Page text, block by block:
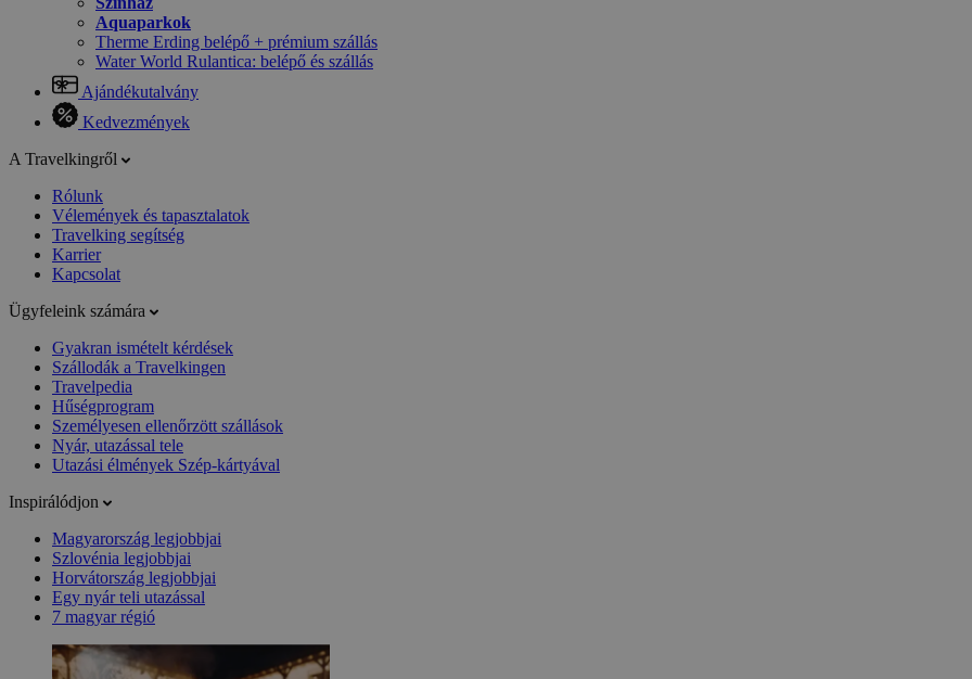
Aquaparkok
Therme Erding belépő + prémium szállás
Water World Rulantica: belépő és szállás
Ajándékutalvány
Kedvezmények
A Travelkingről
Rólunk
Vélemények és tapasztalatok
Travelking segítség
Karrier
Kapcsolat
Ügyfeleink számára
Gyakran ismételt kérdések
Szállodák a Travelkingen
Travelpedia
Hűségprogram
Személyesen ellenőrzött szállások
Nyár, utazással tele
Utazási élmények Szép-kártyával
Inspirálódjon
Magyarország legjobbjai
Szlovénia legjobbjai
Horvátország legjobbjai
Egy nyár teli utazással
7 magyar régió